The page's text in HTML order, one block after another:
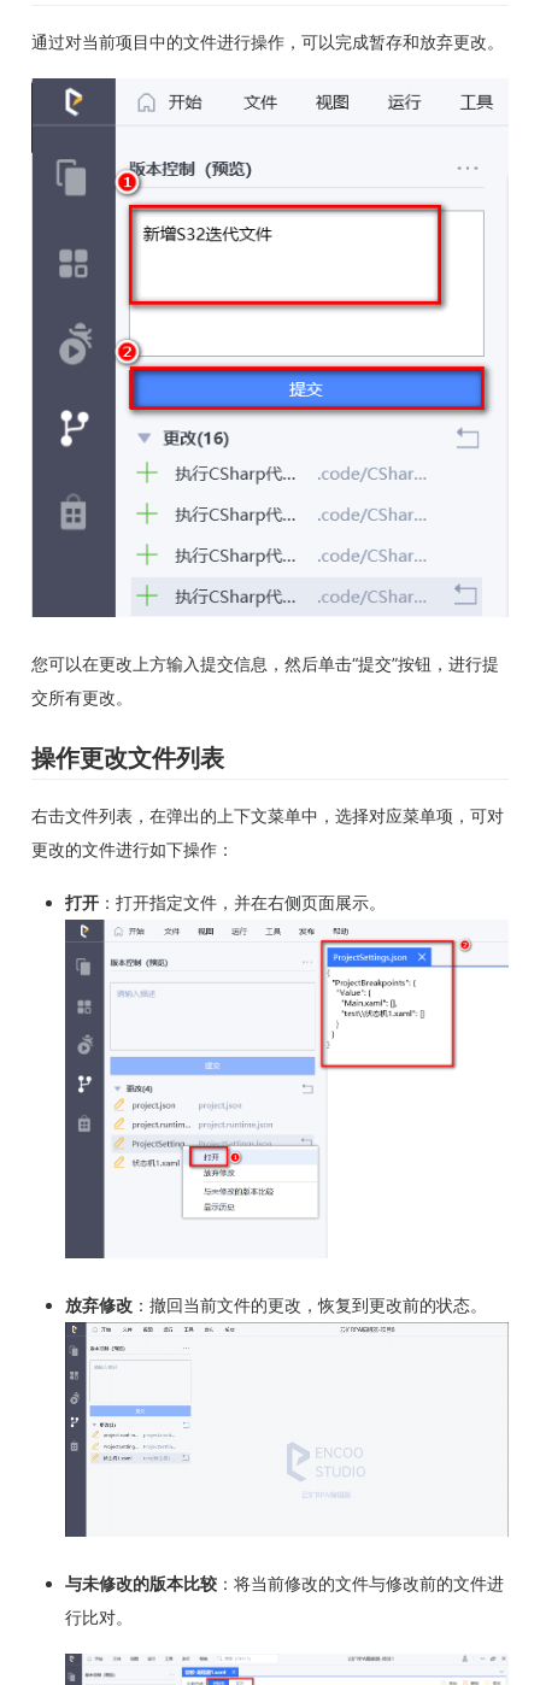
通过对当前项目中的文件进行操作，可以完成暂存和放弃更改。
您可以在更改上方输入提交信息，然后单击“提交”按钮，进行提
交所有更改。
操作更改文件列表
右击文件列表，在弹出的上下文菜单中，选择对应菜单项，可对
更改的文件进行如下操作：
打开 ：打开指定文件，并在右侧页面展示。
放弃修改 ：撤回当前文件的更改，恢复到更改前的状态。
与未修改的版本比较 ：将当前修改的文件与修改前的文件进
行比对。